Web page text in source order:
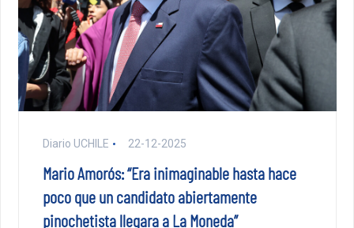
Diario UCHILE 22-12-2025
Mario Amorós: “Era inimaginable hasta hace
poco que un candidato abiertamente
pinochetista llegara a La Moneda”